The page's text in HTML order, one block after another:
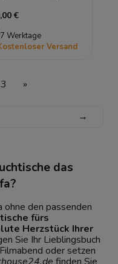
€
7 Werktage
Versand
→
3 »
das
ohne den passenden
fürs
Herzstück Ihrer
Sie Ihr Lieblingsbuch
oder setzen